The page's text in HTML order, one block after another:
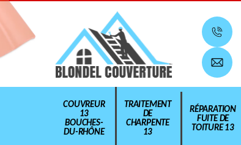
COUVREUR
13
BOUCHES-
DU-RHÔNE
TRAITEMENT
DE
CHARPENTE
13
RÉPARATION
FUITE DE
TOITURE 13